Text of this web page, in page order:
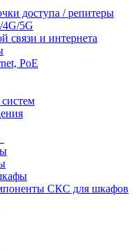
доступа / репитеры
4G/5G
связи и интернета
PoE
СКС для шкафов